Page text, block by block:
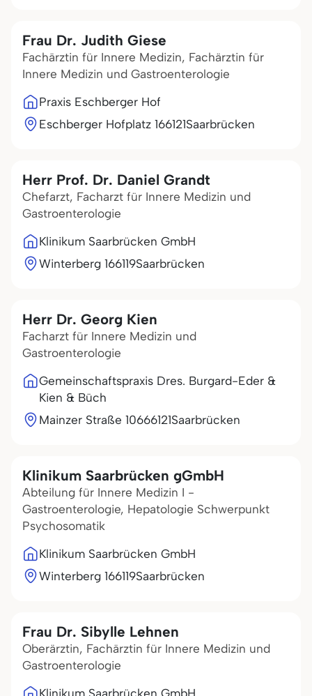
Frau Dr. Judith Giese
Fachärztin für Innere Medizin, Fachärztin für
Innere Medizin und Gastroenterologie
Praxis Eschberger Hof
Eschberger Hofplatz 166121Saarbrücken
Herr Prof. Dr. Daniel Grandt
Chefarzt, Facharzt für Innere Medizin und
Gastroenterologie
Klinikum Saarbrücken GmbH
Winterberg 166119Saarbrücken
Herr Dr. Georg Kien
Facharzt für Innere Medizin und
Gastroenterologie
Gemeinschaftspraxis Dres. Burgard-Eder &
Kien & Büch
Mainzer Straße 10666121Saarbrücken
Klinikum Saarbrücken gGmbH
Abteilung für Innere Medizin I -
Gastroenterologie, Hepatologie Schwerpunkt
Psychosomatik
Klinikum Saarbrücken GmbH
Winterberg 166119Saarbrücken
Frau Dr. Sibylle Lehnen
Oberärztin, Fachärztin für Innere Medizin und
Gastroenterologie
Klinikum Saarbrücken GmbH